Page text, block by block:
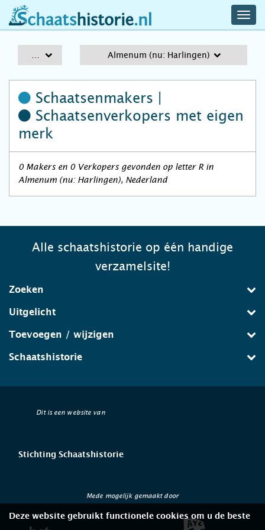
schaatshistorie.nl
Almenum (nu: Harlingen)
Schaatsenmakers |
Schaatsenverkopers met eigen
merk
0 Makers en 0 Verkopers gevonden op letter R in
Almenum (nu: Harlingen), Nederland
Alle schaatshistorie op één handige
verzamelsite!
Zoeken
Uitgelicht
Toevoegen / wijzigen
Schaatshistorie
Dit is een website van
Stichting Schaatshistorie
Mede mogelijk gemaakt door
Deze website gebruikt functionele cookies om u de beste